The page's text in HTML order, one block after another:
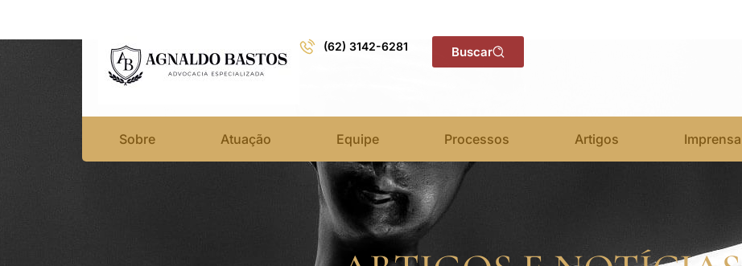
(62) 3142-6281 Buscar
Sobre Atuação Equipe Processos Artigos Imprensa